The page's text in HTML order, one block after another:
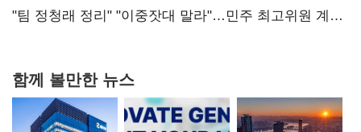
핵심으로 재부상
"팀 정청래 정리" "이중잣대 말라"…민주 최고위원 계파
함께 볼만한 뉴스